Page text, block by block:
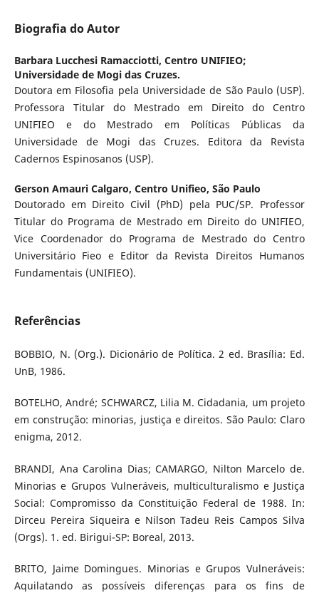
Biografia do Autor
Barbara Lucchesi Ramacciotti, Centro UNIFIEO;
Universidade de Mogi das Cruzes.
Doutora em Filosofia pela Universidade de São Paulo (USP).
Professora Titular do Mestrado em Direito do Centro
UNIFIEO e do Mestrado em Políticas Públicas da
Universidade de Mogi das Cruzes. Editora da Revista
Cadernos Espinosanos (USP).
Gerson Amauri Calgaro, Centro Unifieo, São Paulo
Doutorado em Direito Civil (PhD) pela PUC/SP. Professor
Titular do Programa de Mestrado em Direito do UNIFIEO,
Vice Coordenador do Programa de Mestrado do Centro
Universitário Fieo e Editor da Revista Direitos Humanos
Fundamentais (UNIFIEO).
Referências
BOBBIO, N. (Org.). Dicionário de Política. 2 ed. Brasília: Ed.
UnB, 1986.
BOTELHO, André; SCHWARCZ, Lilia M. Cidadania, um projeto
em construção: minorias, justiça e direitos. São Paulo: Claro
enigma, 2012.
BRANDI, Ana Carolina Dias; CAMARGO, Nilton Marcelo de.
Minorias e Grupos Vulneráveis, multiculturalismo e Justiça
Social: Compromisso da Constituição Federal de 1988. In:
Dirceu Pereira Siqueira e Nilson Tadeu Reis Campos Silva
(Orgs). 1. ed. Birigui-SP: Boreal, 2013.
BRITO, Jaime Domingues. Minorias e Grupos Vulneráveis:
Aquilatando as possíveis diferenças para os fins de